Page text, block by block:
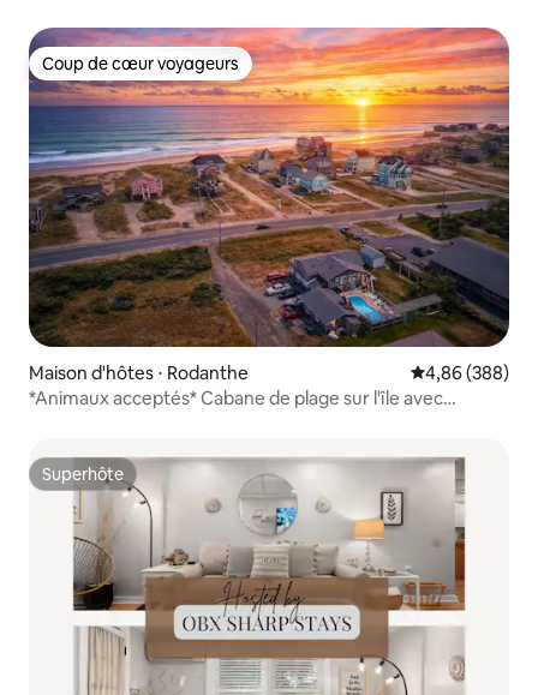
Coup de cœur voyageurs
Coup de cœur voyageurs
Maison d'hôtes ⋅ Rodanthe Évaluation
4,86 (388)
*Animaux acceptés* Cabane de plage sur l'île avec
Superhôte
Superhôte